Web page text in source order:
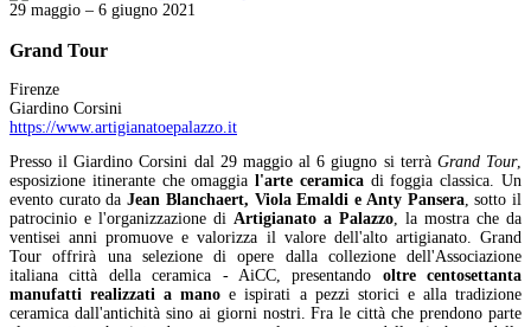
29 maggio – 6 giugno 2021
Grand Tour
Firenze
Giardino Corsini
https://www.artigianatoepalazzo.it
Presso il Giardino Corsini dal 29 maggio al 6 giugno si terrà Grand Tour,
esposizione itinerante che omaggial'arte ceramicadi foggia classica. Un
evento curato daJean Blanchaert, Viola Emaldi e Anty Pansera, sotto il
patrocinio e l'organizzazione di Artigianato a Palazzo, la mostra che da
ventisei anni promuove e valorizza il valore dell'alto artigianato. Grand
Tour offrirà una selezione di opere dalla collezione dell'Associazione
italiana città della ceramica - AiCC, presentando oltre centosettanta
manufatti realizzati a manoe ispirati a pezzi storici e alla tradizione
ceramica dall'antichità sino ai giorni nostri. Fra le città che prendono parte